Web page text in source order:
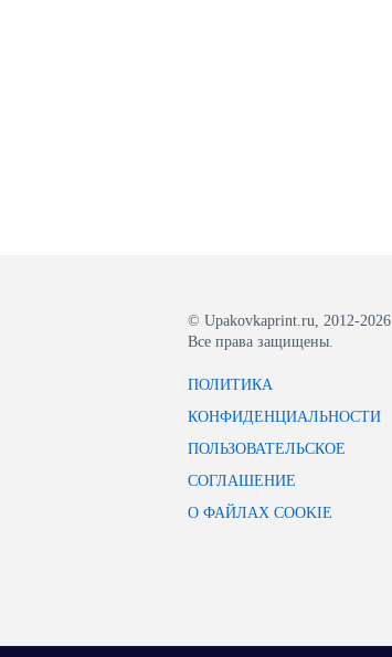
© Upakovkaprint.ru, 2012-2026
Все права защищены.
ПОЛИТИКА
КОНФИДЕНЦИАЛЬНОСТИ
ПОЛЬЗОВАТЕЛЬСКОЕ
СОГЛАШЕНИЕ
О ФАЙЛАХ COOKIE